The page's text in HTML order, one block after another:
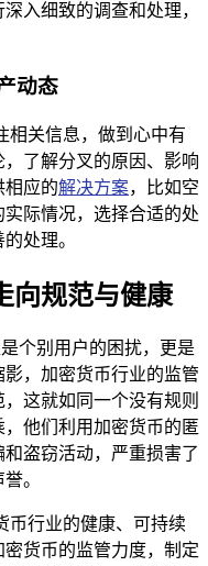
入细致的调查和处理，
动态
相关信息，做到心中有
了解分叉的原因、影响
相应的解决方案，比如空
际情况，选择合适的处
处理。
向规范与健康
个别用户的困扰，更是
，加密货币行业的监管
这就如同一个没有规则
他们利用加密货币的匿
盗窃活动，严重损害了
。
币行业的健康、可持续
货币的监管力度，制定